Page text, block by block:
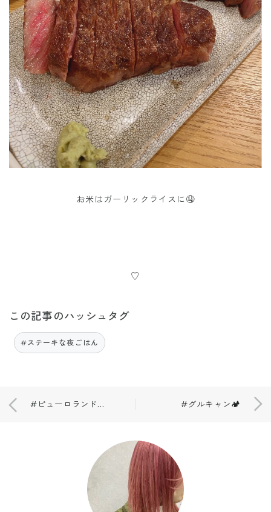
お米はガーリックライスに🤤
♡
この記事のハッシュタグ
#ステーキな夜ごはん
#ピューロランド🎠 #グルキャン🏕